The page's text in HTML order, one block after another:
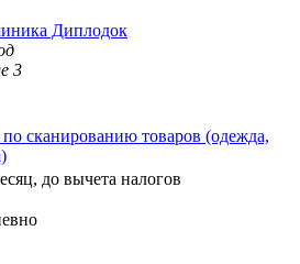
Диплодок
3
по сканированию товаров (одежда,
до вычета налогов